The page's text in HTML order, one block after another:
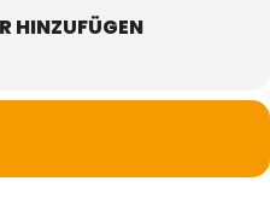
HINZUFÜGEN